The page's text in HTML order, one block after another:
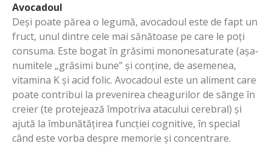
Avocadoul
Deși poate părea o legumă, avocadoul este de fapt un
fruct, unul dintre cele mai sănătoase pe care le poți
consuma. Este bogat în grăsimi mononesaturate (așa-
numitele „grăsimi bune” și conține, de asemenea,
vitamina K și acid folic. Avocadoul este un aliment care
poate contribui la prevenirea cheagurilor de sânge în
creier (te protejează împotriva atacului cerebral) și
ajută la îmbunătățirea funcției cognitive, în special
când este vorba despre memorie și concentrare.